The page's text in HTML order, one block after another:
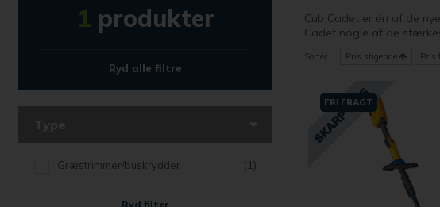
1 produkter
Ryd alle filtre
Græstrimmer/buskrydder (1)
Ryd filter
Cub Cadet er én af de
Cadet nogle af de
Sortér Pris stigende Pris
FRI FRAGT